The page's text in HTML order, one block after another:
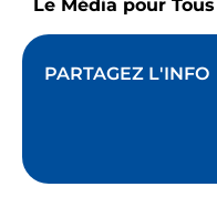
Le Média pour Tous
PARTAGEZ L'INFO